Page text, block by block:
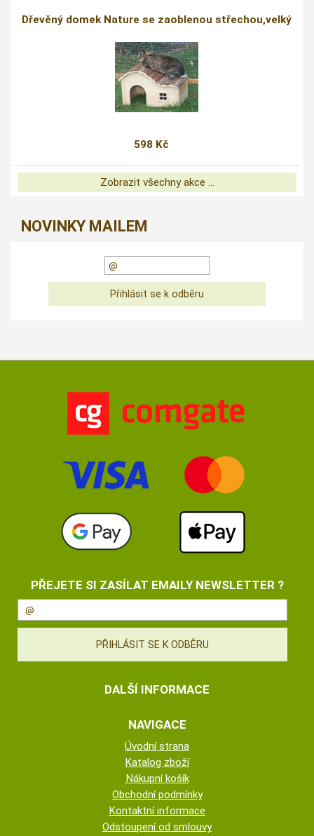
Dřevěný domek Nature se zaoblenou střechou,velký
598 Kč
Zobrazit všechny akce ...
NOVINKY MAILEM
PŘEJETE SI ZASÍLAT EMAILY NEWSLETTER ?
DALŠÍ INFORMACE
NAVIGACE
Úvodní strana
Katalog zboží
Nákupní košík
Obchodní podmínky
Kontaktní informace
Odstoupení od smlouvy